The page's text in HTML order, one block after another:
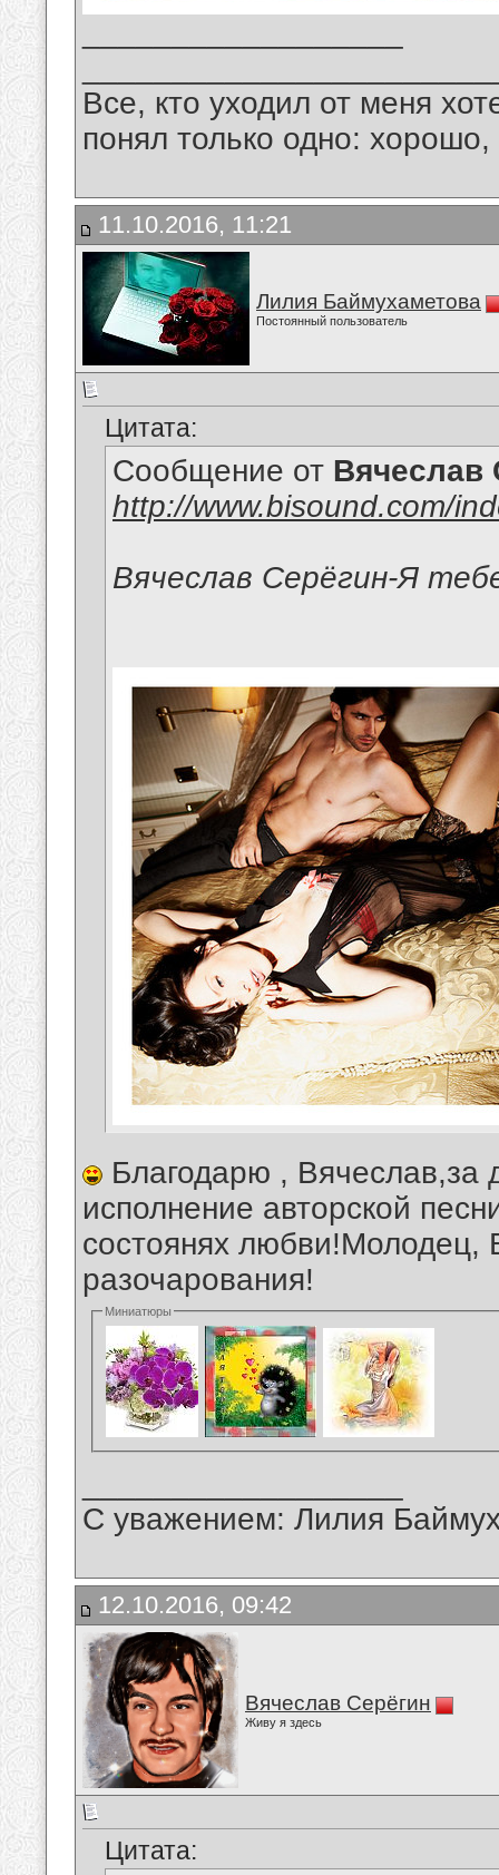
Все, кто уходил от меня
понял только одно:
11.10.2016, 11:21
Лилия Баймухаметова
Постоянный пользователь
Цитата:
Сообщение от Вячеслав
http://www.bisound.com/
Вячеслав Серёгин-Я
Благодарю , Вячеслав,за
исполнение авторской
состоянях
разочарования!
Миниатюры
С уважением: Лилия
12.10.2016, 09:42
Вячеслав Серёгин
Живу я здесь
Цитата: